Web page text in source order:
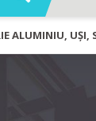
ALUMINIU, UȘI,